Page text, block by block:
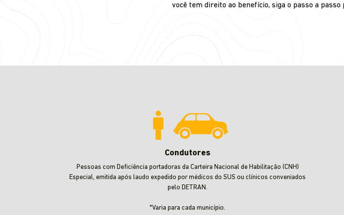
você tem direito ao benefício, siga o passo a
Condutores
Pessoas com Deficiência portadoras da Carteira Nacional de Habilitação (CNH)
Especial, emitida após laudo expedido por médicos do SUS ou clínicos conveniados
pelo DETRAN.
*Varia para cada município.